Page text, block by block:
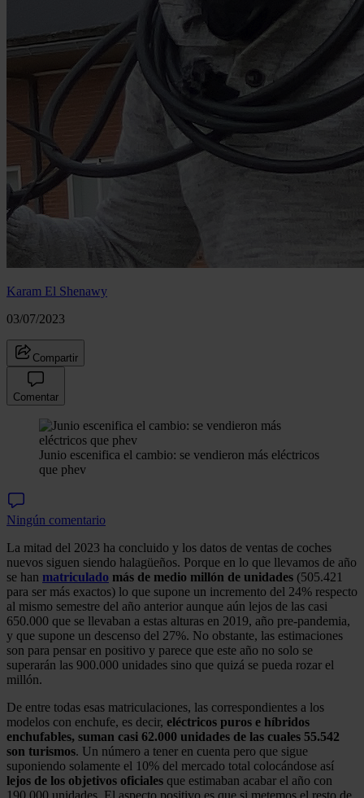
Karam El Shenawy
03/07/2023
Compartir
Comentar
Junio escenifica el cambio: se vendieron más eléctricos
que phev
Ningún comentario
La mitad del 2023 ha concluido y los datos de ventas de coches
nuevos siguen siendo halagüeños. Porque en lo que llevamos de año
se han matriculado más de medio millón de unidades (505.421
para ser más exactos) lo que supone un incremento del 24% respecto
al mismo semestre del año anterior aunque aún lejos de las casi
650.000 que se llevaban a estas alturas en 2019, año pre-pandemia,
y que supone un descenso del 27%. No obstante, las estimaciones
son para pensar en positivo y parece que este año no solo se
superarán las 900.000 unidades sino que quizá se pueda rozar el
millón.
De entre todas esas matriculaciones, las correspondientes a los
modelos con enchufe, es decir, eléctricos puros e híbridos
enchufables, suman casi 62.000 unidades de las cuales 55.542
son turismos. Un número a tener en cuenta pero que sigue
suponiendo solamente el 10% del mercado total colocándose así
lejos de los objetivos oficiales que estimaban acabar el año con
190.000 unidades. El aspecto positivo es que si metemos el resto de